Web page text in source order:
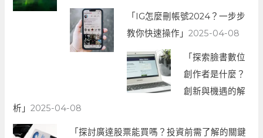
「IG怎麼刪帳號2024？一步步
教你快速操作」2025-04-08
「探索臉書數位
創作者是什麼？
創新與機遇的解
析」2025-04-08
「探討廣達股票能買嗎？投資前需了解的關鍵